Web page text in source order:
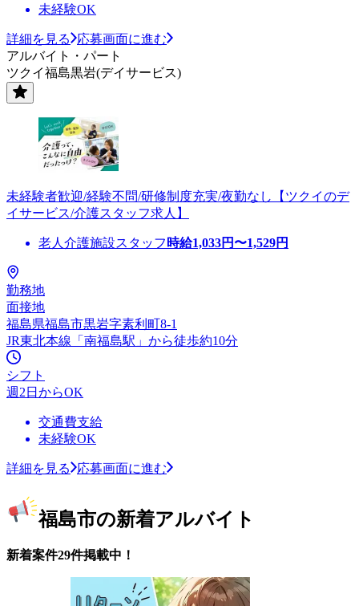
未経験OK
詳細を見る
応募画面に進む
アルバイト・パート
ツクイ福島黒岩(デイサービス)
未経験者歓迎/経験不問/研修制度充実/夜勤なし【ツクイのデ
イサービス/介護スタッフ求人】
老人介護施設スタッフ 時給1,033円〜1,529円
勤務地
面接地
福島県福島市黒岩字素利町8-1
JR東北本線「南福島駅」から徒歩約10分
シフト
週2日からOK
交通費支給
未経験OK
詳細を見る 応募画面に進む
福島市の新着アルバイト
新着案件29件掲載中！